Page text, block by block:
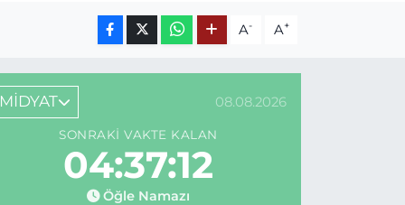
A- A+
MİDYAT 08.08.2026
SONRAKI VAKTE KALAN
04:37:12
Öğle Namazı